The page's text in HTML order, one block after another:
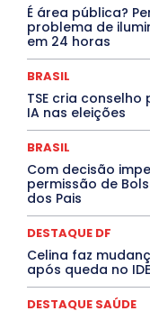
ELEIÇÕES
Especial
EVENTOS
Jogos Online
Marburg
MEIO AMBIENTE
MÚSICA
Saúde
TÁ
É área pública?
problema de
em 24 horas
BRASIL
TSE cria
IA nas eleições
BRASIL
Com decisão
permissão de
dos Pais
DESTAQUE DF
Celina faz
após queda no
DESTAQUE SAÚDE